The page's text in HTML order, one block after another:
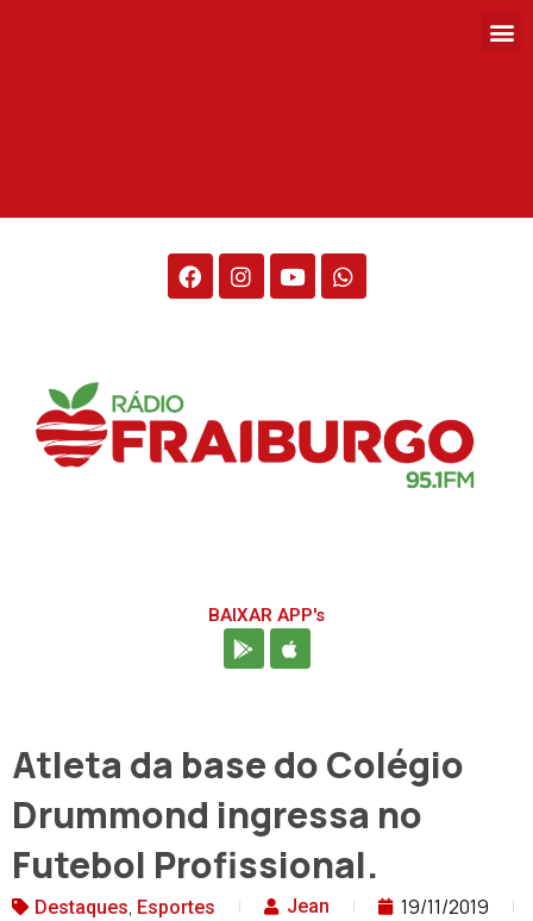
BAIXAR APP's
Atleta da base do Colégio
Drummond ingressa no
Futebol Profissional.
Destaques, Esportes Jean
19/11/2019